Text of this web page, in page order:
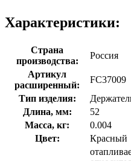
Характеристики:
Страна
производства:
Россия
Артикул
расширенный:
FC37009
Тип изделия:
Длина, мм:
52
Масса, кг:
0.004
Цвет:
Красный